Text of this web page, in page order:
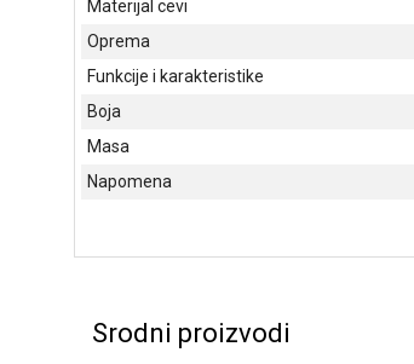
Materijal cevi
Oprema
Funkcije i karakteristike
Boja
Masa
Napomena
Srodni proizvodi